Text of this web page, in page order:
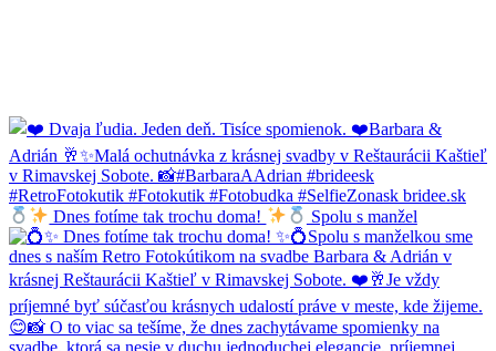
Dnes fotíme tak trochu doma! Spolu s manžel